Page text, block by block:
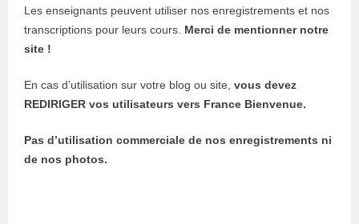
Les enseignants peuvent utiliser nos enregistrements et nos
transcriptions pour leurs cours. Merci de mentionner notre
site !
En cas d’utilisation sur votre blog ou site,vous devez
REDIRIGER vos utilisateurs vers France Bienvenue.
Pas d’utilisation commerciale de nos enregistrements ni
de nos photos.